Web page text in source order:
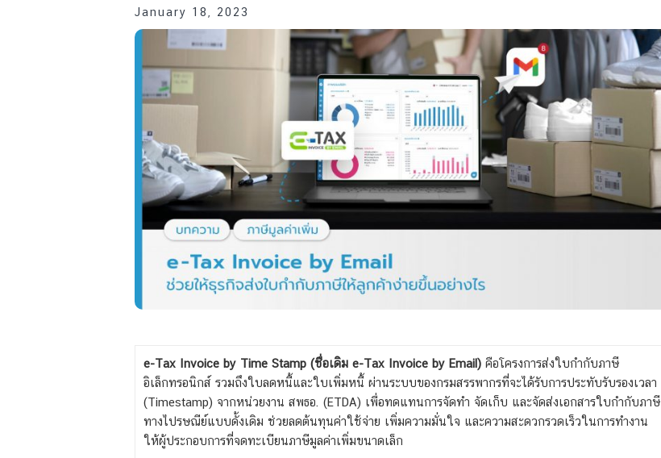
January 18, 2023
e-Tax Invoice by Time Stamp (ชื่อเดิม e-Tax Invoice by Email) คือโครงการส่งใบกำกับภาษี
อิเล็กทรอนิกส์ รวมถึงใบลดหนี้และใบเพิ่มหนี้ ผ่านระบบของกรมสรรพากรที่จะได้รับการประทับรับรองเวลา
(Timestamp) จากหน่วยงาน สพธอ. (ETDA) เพื่อทดแทนการจัดทำ จัดเก็บ และจัดส่งเอกสารใบกำกับภาษี
ทางไปรษณีย์แบบดั้งเดิม ช่วยลดต้นทุนค่าใช้จ่าย เพิ่มความมั่นใจ และความสะดวกรวดเร็วในการทำงาน
ให้ผู้ประกอบการที่จดทะเบียนภาษีมูลค่าเพิ่มขนาดเล็ก